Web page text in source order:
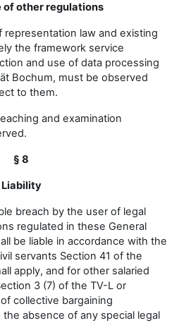
of other regulations
representation law and existing
the framework service
and use of data processing
Bochum, must be observed
to them.
and examination
§ 8
Liability
breach by the user of legal
regulated in these General
be liable in accordance with the
servants Section 41 of the
apply, and for other salaried
3 (7) of the TV-L or
collective bargaining
absence of any special legal